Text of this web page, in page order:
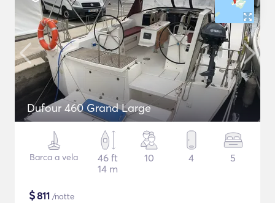
Dufour 460 Grand Large
Barca a vela
46 ft
14 m
10 4 5
$811 /notte